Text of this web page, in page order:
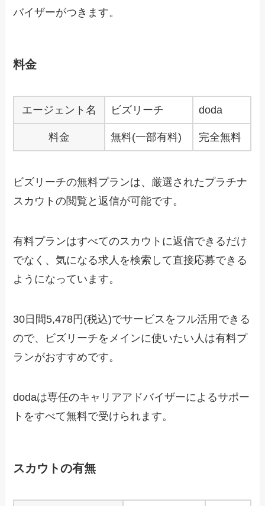
バイザーがつきます。
料金
エージェント名 ビズリーチ doda
料金 無料(一部有料) 完全無料
ビズリーチの無料プランは、厳選されたプラチナ
スカウトの閲覧と返信が可能です。
有料プランはすべてのスカウトに返信できるだけ
でなく、気になる求人を検索して直接応募できる
ようになっています。
30日間5,478円(税込)でサービスをフル活用できる
ので、ビズリーチをメインに使いたい人は有料プ
ランがおすすめです。
dodaは専任のキャリアアドバイザーによるサポー
トをすべて無料で受けられます。
スカウトの有無